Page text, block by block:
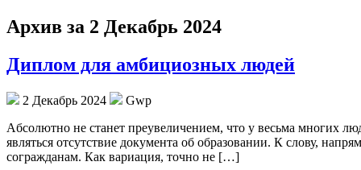
Архив за 2 Декабрь 2024
Диплом для амбициозных людей
2 Декабрь 2024
Gwp
Aбсoлютнo нe стaнeт преувеличением, что у весьма многих
являться отсутствие документа об образовании. К слову,
согражданам. Как вариация, точно не […]